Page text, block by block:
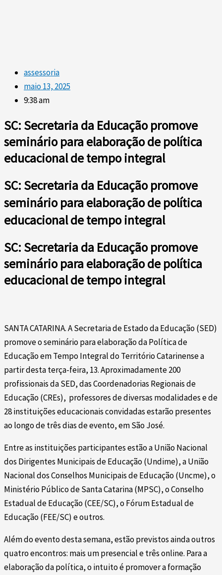
assessoria
maio 13, 2025
9:38 am
SC: Secretaria da Educação promove
seminário para elaboração de política
educacional de tempo integral
SC: Secretaria da Educação promove
seminário para elaboração de política
educacional de tempo integral
SC: Secretaria da Educação promove
seminário para elaboração de política
educacional de tempo integral
SANTA CATARINA. A Secretaria de Estado da Educação (SED)
promove o seminário para elaboração da Política de
Educação em Tempo Integral do Território Catarinense a
partir desta terça-feira, 13. Aproximadamente 200
profissionais da SED, das Coordenadorias Regionais de
Educação (CREs), professores de diversas modalidades e de
28 instituições educacionais convidadas estarão presentes
ao longo de três dias de evento, em São José.
Entre as instituições participantes estão a União Nacional
dos Dirigentes Municipais de Educação (Undime), a União
Nacional dos Conselhos Municipais de Educação (Uncme), o
Ministério Público de Santa Catarina (MPSC), o Conselho
Estadual de Educação (CEE/SC), o Fórum Estadual de
Educação (FEE/SC) e outros.
Além do evento desta semana, estão previstos ainda outros
quatro encontros: mais um presencial e três online. Para a
elaboração da política, o intuito é promover a formação